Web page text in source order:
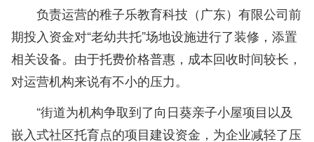
负责运营的稚子乐教育科技（广东）有限公司前
期投入资金对“老幼共托”场地设施进行了装修，添置
相关设备。由于托费价格普惠，成本回收时间较长，
对运营机构来说有不小的压力。
“街道为机构争取到了向日葵亲子小屋项目以及
嵌入式社区托育点的项目建设资金，为企业减轻了压